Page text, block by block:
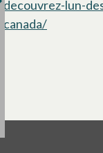
decouvrez-lun-
canada/